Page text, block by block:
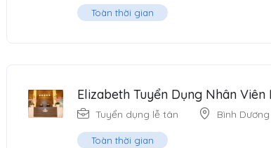
Toàn thời gian
Elizabeth Tuyển Dụng Nhân Viên
Tuyển dụng lễ tân Bình Dương
Toàn thời gian